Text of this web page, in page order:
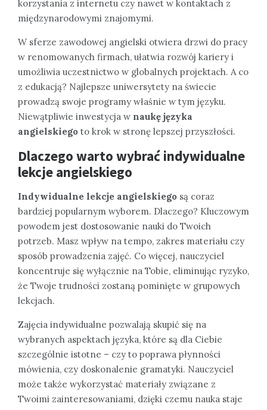
korzystania z internetu czy nawet w kontaktach z
międzynarodowymi znajomymi.
W sferze zawodowej angielski otwiera drzwi do pracy
w renomowanych firmach, ułatwia rozwój kariery i
umożliwia uczestnictwo w globalnych projektach. A co
z edukacją? Najlepsze uniwersytety na świecie
prowadzą swoje programy właśnie w tym języku.
Niewątpliwie inwestycja w naukę języka
angielskiego to krok w stronę lepszej przyszłości.
Dlaczego warto wybrać indywidualne
lekcje angielskiego
Indywidualne lekcje angielskiego są coraz
bardziej popularnym wyborem. Dlaczego? Kluczowym
powodem jest dostosowanie nauki do Twoich
potrzeb. Masz wpływ na tempo, zakres materiału czy
sposób prowadzenia zajęć. Co więcej, nauczyciel
koncentruje się wyłącznie na Tobie, eliminując ryzyko,
że Twoje trudności zostaną pominięte w grupowych
lekcjach.
Zajęcia indywidualne pozwalają skupić się na
wybranych aspektach języka, które są dla Ciebie
szczególnie istotne – czy to poprawa płynności
mówienia, czy doskonalenie gramatyki. Nauczyciel
może także wykorzystać materiały związane z
Twoimi zainteresowaniami, dzięki czemu nauka staje